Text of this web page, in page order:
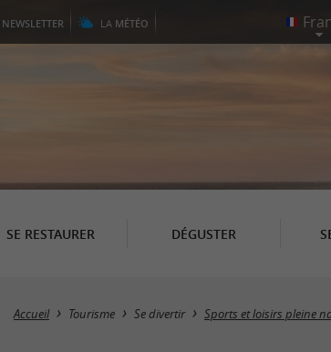
NEWSLETTER LA MÉTÉO
SE RESTAURER DÉGUSTER
Accueil Tourisme Se divertir Sports et loisirs pleine